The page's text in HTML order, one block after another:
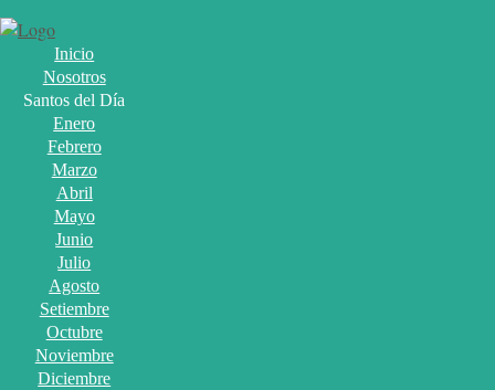
Inicio
Nosotros
Santos del Día
Enero
Febrero
Marzo
Abril
Mayo
Junio
Julio
Agosto
Setiembre
Octubre
Noviembre
Diciembre